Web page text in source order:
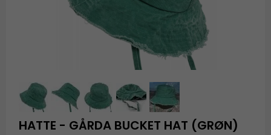
HATTE - GÅRDA BUCKET HAT (GRØN)